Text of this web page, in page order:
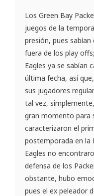
Los Green Bay
juegos de la
presión, pues
fuera de los play
Eagles ya se sabían
última fecha, así
sus jugadores
tal vez,
gran momento para
caracterizaron el
postemporada en la
Eagles no
defensa de los
obstante, hubo
pues el ex peleador